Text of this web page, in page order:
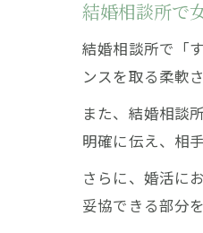
結婚相談所で
結婚相談所で「
ンスを取る柔軟
また、結婚相談
明確に伝え、相
さらに、婚活に
妥協できる部分